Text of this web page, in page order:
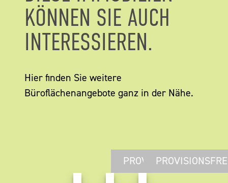
KÖNNEN SIE AUCH
INTERESSIEREN.
Hier finden Sie weitere
Büroflächenangebote ganz in der Nähe.
PROVISIONSFREI